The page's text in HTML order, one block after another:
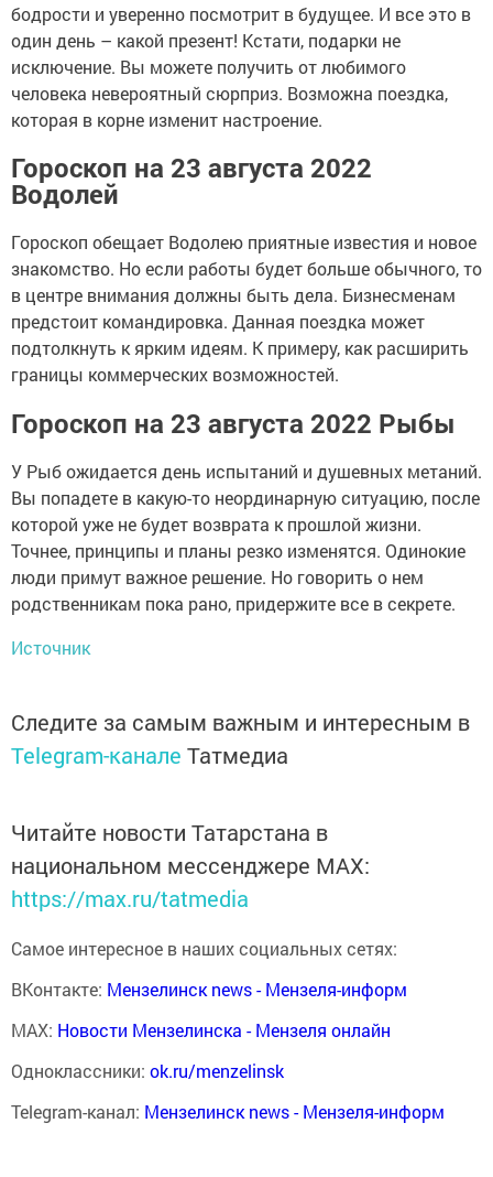
бодрости и уверенно посмотрит в будущее. И все это в
один день – какой презент! Кстати, подарки не
исключение. Вы можете получить от любимого
человека невероятный сюрприз. Возможна поездка,
которая в корне изменит настроение.
Гороскоп на 23 августа 2022
Водолей
Гороскоп обещает Водолею приятные известия и новое
знакомство. Но если работы будет больше обычного, то
в центре внимания должны быть дела. Бизнесменам
предстоит командировка. Данная поездка может
подтолкнуть к ярким идеям. К примеру, как расширить
границы коммерческих возможностей.
Гороскоп на 23 августа 2022 Рыбы
У Рыб ожидается день испытаний и душевных метаний.
Вы попадете в какую-то неординарную ситуацию, после
которой уже не будет возврата к прошлой жизни.
Точнее, принципы и планы резко изменятся. Одинокие
люди примут важное решение. Но говорить о нем
родственникам пока рано, придержите все в секрете.
Источник
Следите за самым важным и интересным в
Telegram-канале Татмедиа
Читайте новости Татарстана в
национальном мессенджере MАХ:
https://max.ru/tatmedia
Самое интересное в наших социальных сетях:
ВКонтакте: Мензелинск news - Мензеля-информ
MAX: Новости Мензелинска - Мензеля онлайн
Одноклассники: ok.ru/menzelinsk
Telegram-канал: Мензелинск news - Мензеля-информ